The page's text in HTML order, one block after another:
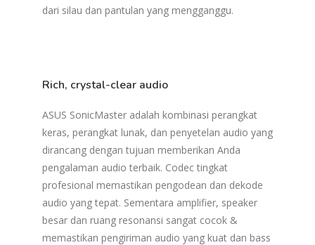
dari silau dan pantulan yang mengganggu.
Rich, crystal-clear audio
ASUS SonicMaster adalah kombinasi perangkat
keras, perangkat lunak, dan penyetelan audio yang
dirancang dengan tujuan memberikan Anda
pengalaman audio terbaik. Codec tingkat
profesional memastikan pengodean dan dekode
audio yang tepat. Sementara amplifier, speaker
besar dan ruang resonansi sangat cocok &
memastikan pengiriman audio yang kuat dan bass